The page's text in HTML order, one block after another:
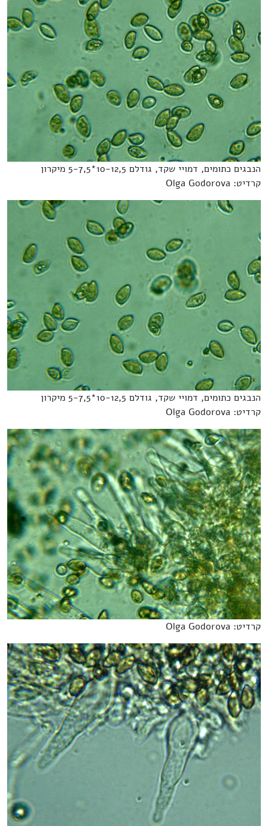
הנבגים כתומים, דמויי שקד, גודלם 10-12,5*5-7,5 מיקרון
קרדיט: Olga Godorova
הנבגים כתומים, דמויי שקד, גודלם 10-12,5*5-7,5 מיקרון
קרדיט: Olga Godorova
קרדיט: Olga Godorova